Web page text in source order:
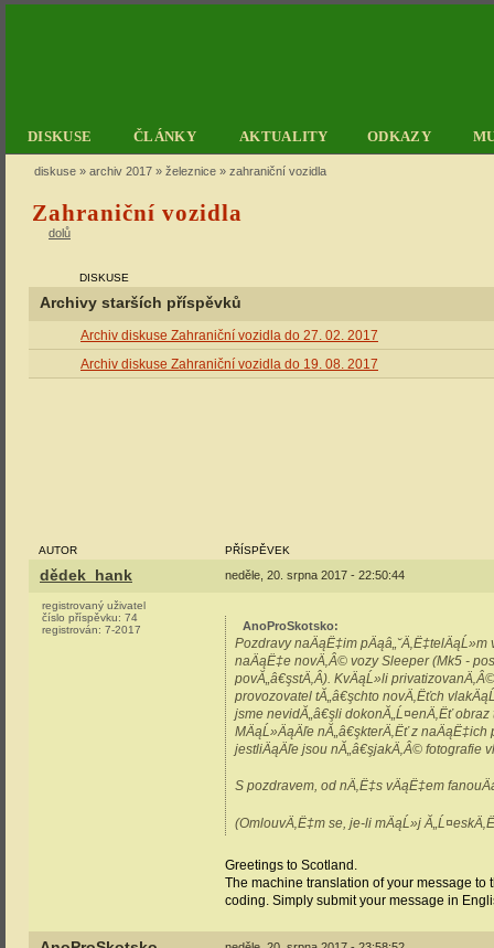
DISKUSE ČLÁNKY AKTUALITY ODKAZY
diskuse » archiv 2017 » železnice » zahraniční vozidla
Zahraniční vozidla
dolů
DISKUSE
Archivy starších příspěvků
Archiv diskuse Zahraniční vozidla do 27. 02. 2017
Archiv diskuse Zahraniční vozidla do 19. 08. 2017
AUTOR PŘÍSPĚVEK
dědek_hank neděle, 20. srpna 2017 - 22:50:44
registrovaný uživatel
číslo příspěvku: 74
registrován: 7-2017 AnoProSkotsko:
Pozdravy naÄąË‡im
naÄąË‡e novÄ‚Â© vozy Sleeper (Mk5 -
povĂ„â€şstÄ‚Â­). KvÄąĹ»li
provozovatel tĂ„â€şchto novÄ‚Ëťch
jsme nevidĂ„â€şli dokonĂ„Ĺ¤enÄ‚Ëť
MÄąĹ»ÄąÄľe nĂ„â€şkterÄ‚Ëť z naÄąË‡ich
jestliÄąÄľe jsou nĂ„â€şjakÄ‚Â© fotografie
S pozdravem, od nÄ‚Ë‡s vÄąË‡em
(OmlouvÄ‚Ë‡m se, je-li mÄąĹ»j
Greetings to Scotland.
The machine translation of your message
coding. Simply submit your message in